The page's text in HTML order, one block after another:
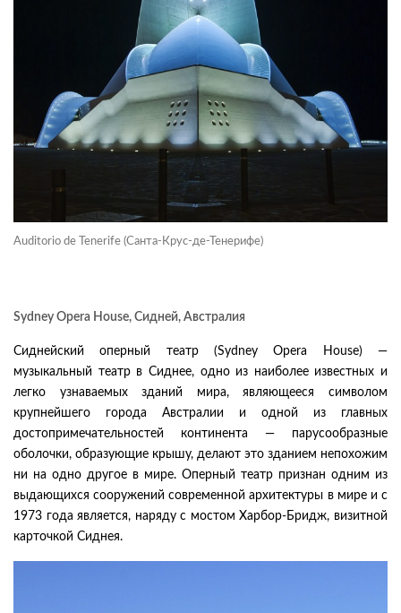
Auditorio de Tenerife (Санта-Крус-де-Тенерифе)
Sydney Opera House, Сидней, Австралия
Сиднейский оперный театр (Sydney Opera House) —
музыкальный театр в Сиднее, одно из наиболее известных и
легко узнаваемых зданий мира, являющееся символом
крупнейшего города Австралии и одной из главных
достопримечательностей континента — парусообразные
оболочки, образующие крышу, делают это зданием непохожим
ни на одно другое в мире. Оперный театр признан одним из
выдающихся сооружений современной архитектуры в мире и с
1973 года является, наряду с мостом Харбор-Бридж, визитной
карточкой Сиднея.